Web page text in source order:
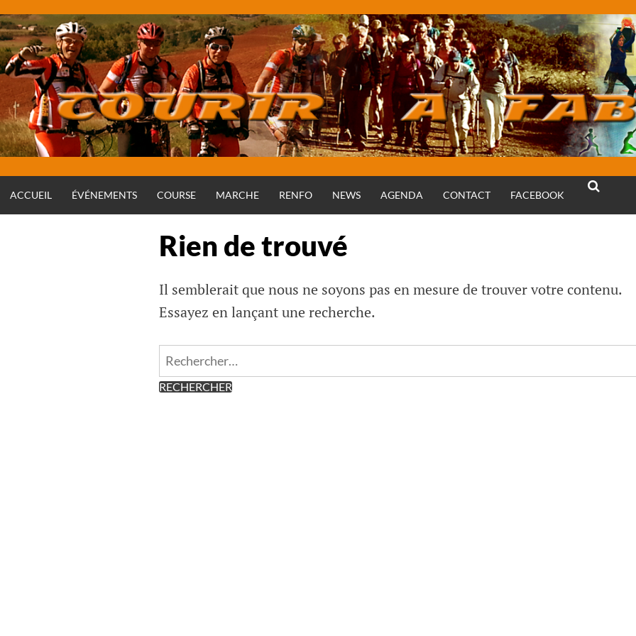
au
contenu
ACCUEIL ÉVÉNEMENTS COURSE MARCHE RENFO NEWS AGENDA CONTACT FACEBOOK
Rien de trouvé
Il semblerait que nous ne soyons pas en mesure de trouver votre contenu.
Essayez en lançant une recherche.
Rechercher :